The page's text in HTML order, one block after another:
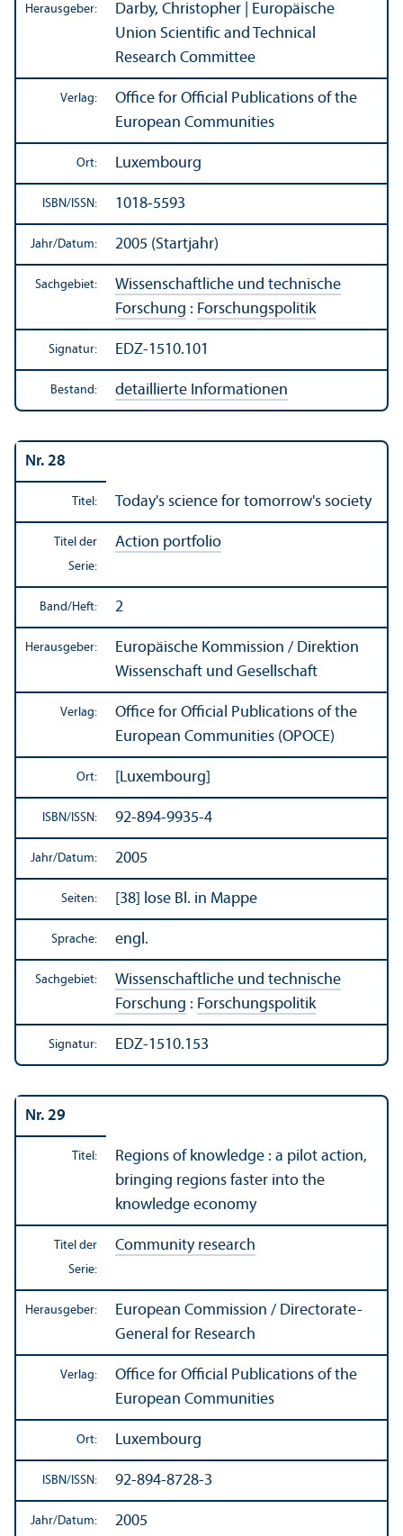
Herausgeber:
Darby, Christopher | Europäische
Union Scientific and Technical
Research Committee
Verlag:
Office for Official Publications of the
European Communities
Ort: Luxembourg
ISBN/ISSN: 1018-5593
Jahr/Datum: 2005 (Startjahr)
Sachgebiet:
Wissenschaft­liche und technische
Forschung : Forschungs­politik
Signatur: EDZ-1510.101
Bestand: detaillierte Informationen
Nr. 28
Titel: Today's science for tomorrow's society
Titel der
Serie:
Action portfolio
Band/Heft: 2
Herausgeber:
Europäische Kommission / Direktion
Wissenschaft und Gesellschaft
Verlag:
Office for Official Publications of the
European Communities (OPOCE)
Ort: [Luxembourg]
ISBN/ISSN: 92-894-9935-4
Jahr/Datum: 2005
Seiten: [38] lose Bl. in Mappe
Sprache: engl.
Sachgebiet:
Wissenschaft­liche und technische
Forschung : Forschungs­politik
Signatur: EDZ-1510.153
Nr. 29
Titel:
Regions of knowledge : a pilot action,
bringing regions faster into the
knowledge economy
Titel der
Serie:
Community research
Herausgeber:
European Commission / Directorate-
General for Research
Verlag:
Office for Official Publications of the
European Communities
Ort: Luxembourg
ISBN/ISSN: 92-894-8728-3
Jahr/Datum: 2005